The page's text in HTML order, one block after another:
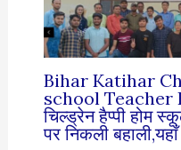
Bihar Katihar
school Teacher
चिल्ड्रेन हैप्पी होम
पर निकली